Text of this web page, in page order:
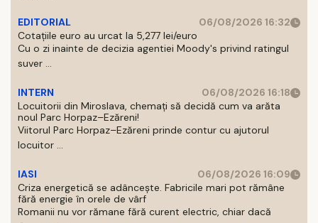
EDITORIAL
06/08/2026 16:32
Cotațiile euro au urcat la 5,277 lei/euro
Cu o zi inainte de decizia agentiei Moody's privind ratingul
suver ...
INTERN
06/08/2026 16:18
Locuitorii din Miroslava, chemați să decidă cum va arăta
noul Parc Horpaz–Ezăreni!
Viitorul Parc Horpaz–Ezăreni prinde contur cu ajutorul
locuitor ...
IASI
06/08/2026 16:09
Criza energetică se adâncește. Fabricile mari pot rămâne
fără energie în orele de vârf
Romanii nu vor rămane fără curent electric, chiar dacă